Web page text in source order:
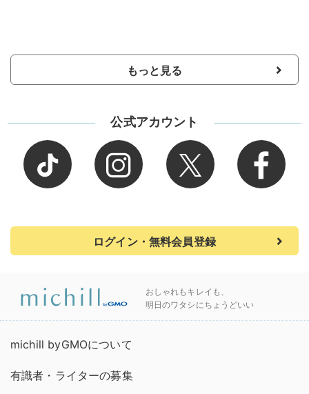
もっと見る
公式アカウント
ログイン・無料会員登録
おしゃれもキレイも、
明日のワタシにちょうどいい
michill byGMOについて
有識者・ライターの募集